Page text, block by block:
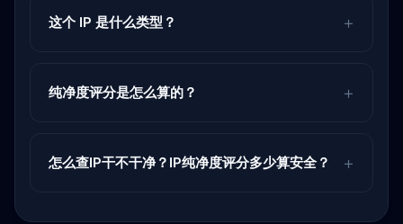
这个 IP 是什么类型？
纯净度评分是怎么算的？
怎么查IP干不干净？IP纯净度评分多少算安全？